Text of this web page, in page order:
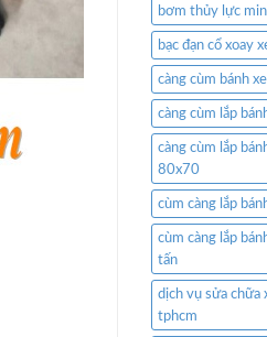
bơm thủy lực
bạc đạn cổ xoay
càng cùm bánh
càng cùm lắp
càng cùm lắp
80x70
cùm càng lắp
cùm càng lắp
tấn
dịch vụ sửa chữa
tphcm